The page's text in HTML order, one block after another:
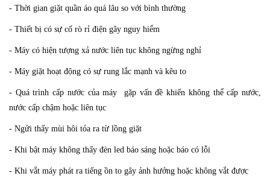
- Thời gian giặt quần áo quá lâu so với bình thường
- Thiết bị có sự cố rò rỉ điện gây nguy hiểm
- Máy có hiện tượng xả nước liên tục không ngừng nghỉ
- Máy giặt hoạt động có sự rung lắc mạnh và kêu to
- Quá trình cấp nước của máy gặp vấn đề khiến không thể cấp nước,
nước cấp chậm hoặc liên tục
- Ngửi thấy mùi hôi tỏa ra từ lồng giặt
- Khi bật máy không thấy đèn led báo sáng hoặc báo có lỗi
- Khi vắt máy phát ra tiếng ồn to gây ảnh hưởng hoặc không vắt được